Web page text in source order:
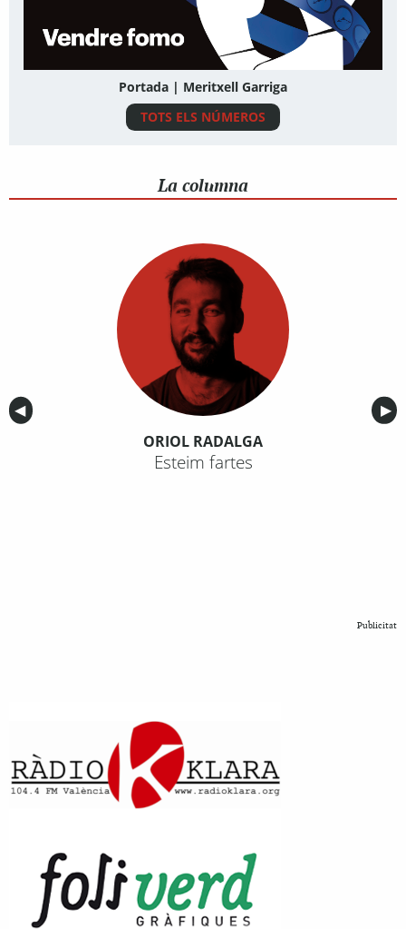
Portada | Meritxell Garriga
TOTS ELS NÚMEROS
La columna
Anterior
◀︎ ▶︎
ORIOL RADALGA
Esteim fartes
Publicitat